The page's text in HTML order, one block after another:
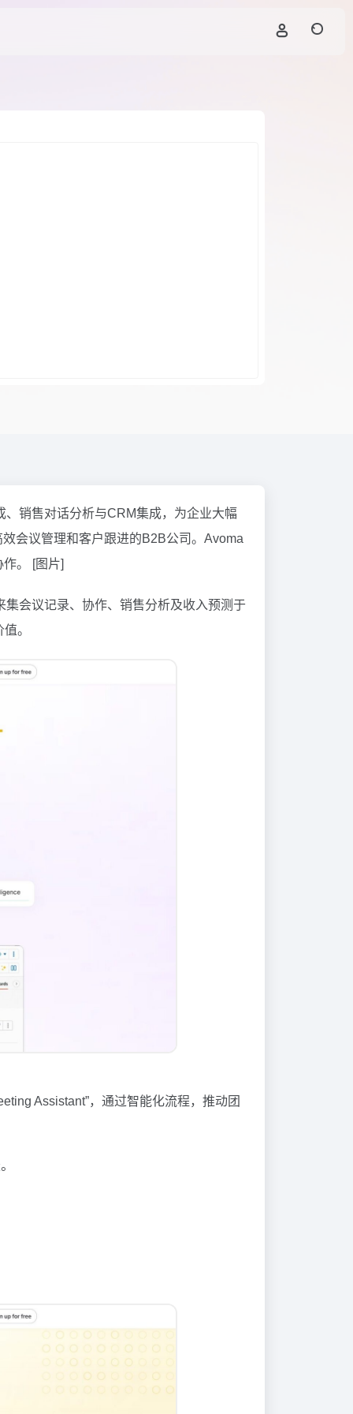
销售对话分析与CRM集成，为企业大幅
会议管理和客户跟进的B2B公司。Avoma
。 [图片]
集会议记录、协作、销售分析及收入预测于
。
Assistant”，通过智能化流程，推动团